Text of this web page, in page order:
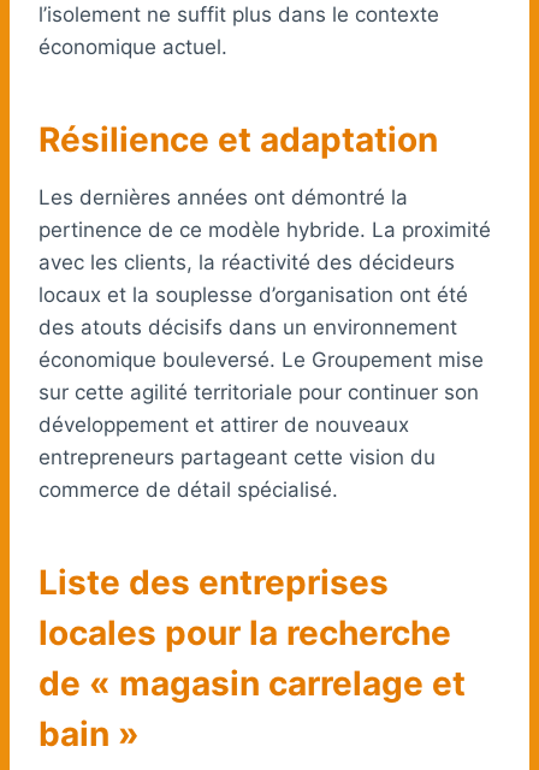
l’isolement ne suffit plus dans le contexte
économique actuel.
Résilience et adaptation
Les dernières années ont démontré la
pertinence de ce modèle hybride. La proximité
avec les clients, la réactivité des décideurs
locaux et la souplesse d’organisation ont été
des atouts décisifs dans un environnement
économique bouleversé. Le Groupement mise
sur cette agilité territoriale pour continuer son
développement et attirer de nouveaux
entrepreneurs partageant cette vision du
commerce de détail spécialisé.
Liste des entreprises
locales pour la recherche
de « magasin carrelage et
bain »